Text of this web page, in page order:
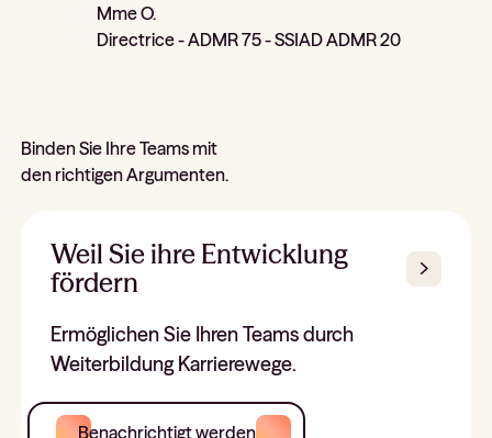
Mme O.
Directrice - ADMR 75 - SSIAD ADMR 20
Binden Sie Ihre Teams mit
den richtigen Argumenten.
Weil Sie ihre Entwicklung
fördern
Ermöglichen Sie Ihren Teams durch
Weiterbildung Karrierewege.
Benachrichtigt werden